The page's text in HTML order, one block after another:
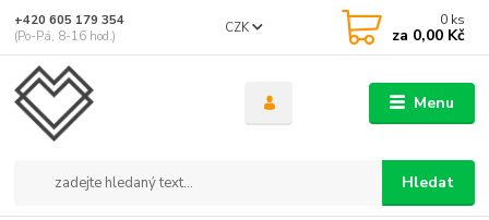
Menu
CZK
Hledat
+420 605 179 354
(Po-Pá, 8-16 hod.)
0 ks
za 0,00 Kč